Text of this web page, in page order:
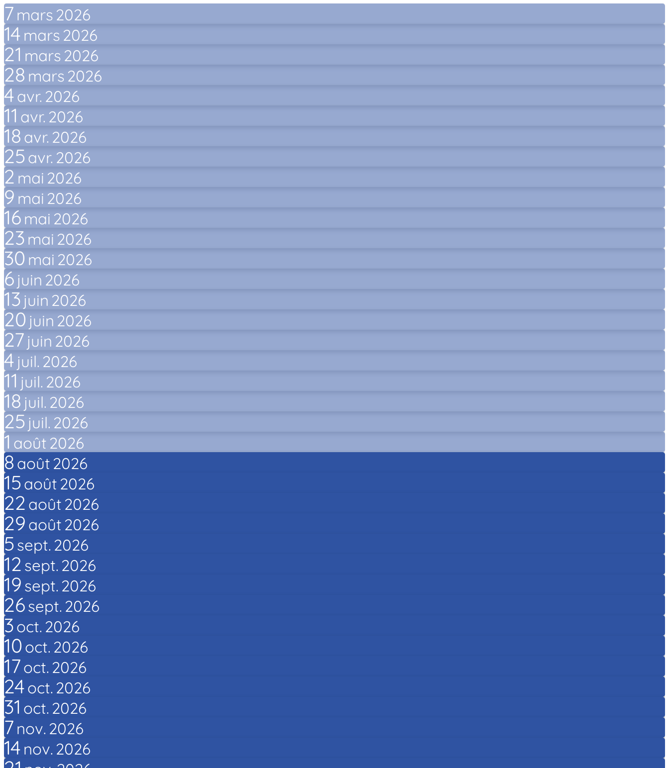
7 mars 2026
14 mars 2026
21 mars 2026
28 mars 2026
4avr. 2026
11 avr. 2026
18 avr. 2026
25 avr. 2026
2 mai 2026
9 mai 2026
16 mai 2026
23 mai 2026
30 mai 2026
6 juin 2026
13 juin 2026
20 juin 2026
27 juin 2026
4 juil. 2026
11 juil. 2026
18 juil. 2026
25 juil. 2026
1 août 2026
8 août 2026
15 août 2026
22 août 2026
29 août 2026
5 sept. 2026
12 sept. 2026
19 sept. 2026
26sept. 2026
3oct. 2026
10 oct. 2026
17oct. 2026
24oct. 2026
31 oct. 2026
7 nov. 2026
14 nov. 2026